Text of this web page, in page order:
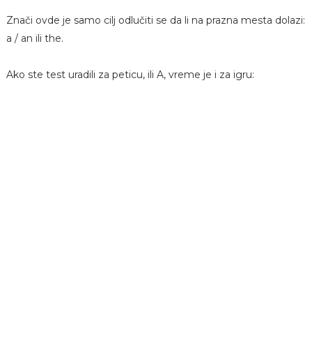
Znači ovde je samo cilj odlučiti se da li na prazna mesta dolazi:
a / an ili the.
Ako ste test uradili za peticu, ili A, vreme je i za igru: